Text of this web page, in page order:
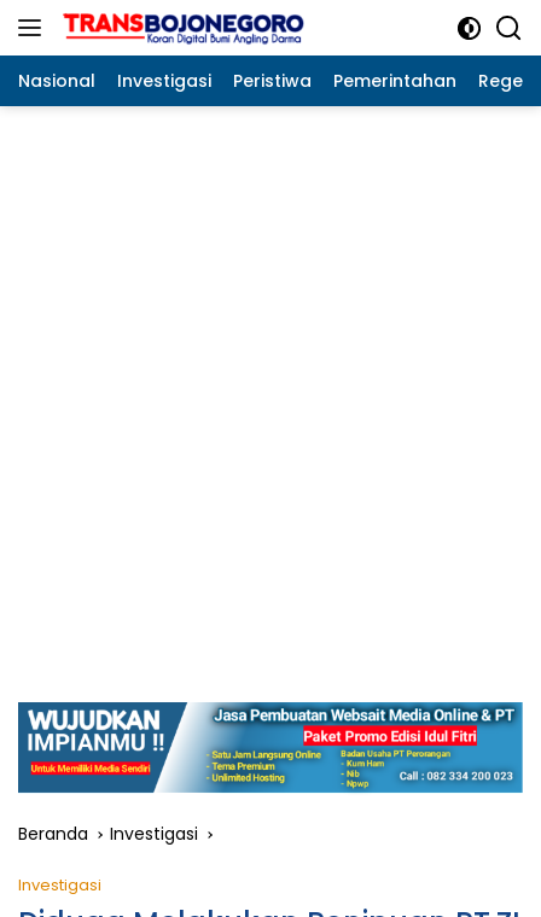
Langsung
Nasional Investigasi Peristiwa Pemerintahan
Beranda Investigasi
Investigasi